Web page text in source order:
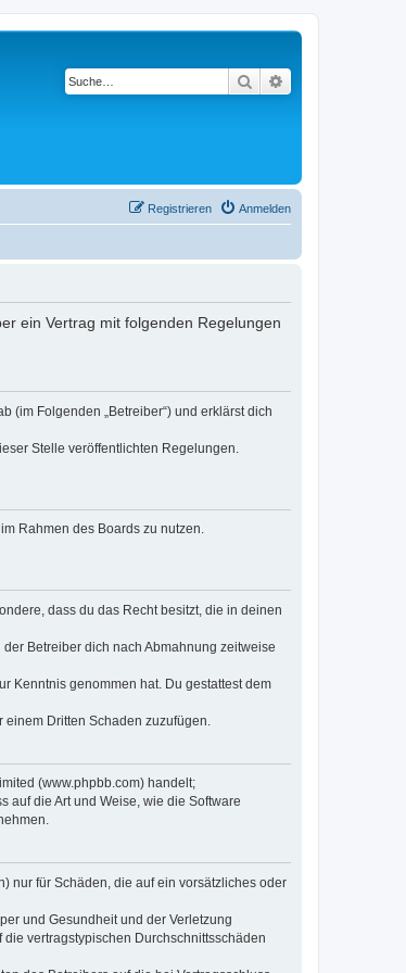
Suche
Anmelden
Registrieren
ein Vertrag mit folgenden Regelungen
(im Folgenden „Betreiber“) und erklärst dich
Stelle veröffentlichten Regelungen.
Rahmen des Boards zu nutzen.
dass du das Recht besitzt, die in deinen
Betreiber dich nach Abmahnung zeitweise
Kenntnis genommen hat. Du gestattest dem
Dritten Schaden zuzufügen.
(www.phpbb.com) handelt;
auf die Art und Weise, wie die Software
nur für Schäden, die auf ein vorsätzliches oder
und Gesundheit und der Verletzung
vertragstypischen Durchschnittsschäden